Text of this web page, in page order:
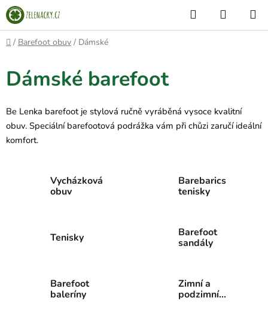
Přejít
na
obsah
Hledat
KOŠÍK
Domů
/ Barefoot obuv / Dámské
Dámské barefoot
Be Lenka barefoot je stylová ručně vyráběná vysoce kvalitní
obuv. Speciální barefootová podrážka vám při chůzi zaručí ideální
komfort.
Vycházková
obuv
Barebarics
tenisky
Tenisky
Barefoot
sandály
Barefoot
baleríny
Zimní a
podzimní